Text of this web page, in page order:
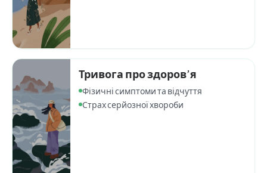
Тривога про здоров’я
Фізичні симптоми та відчуття
Страх серйозної хвороби